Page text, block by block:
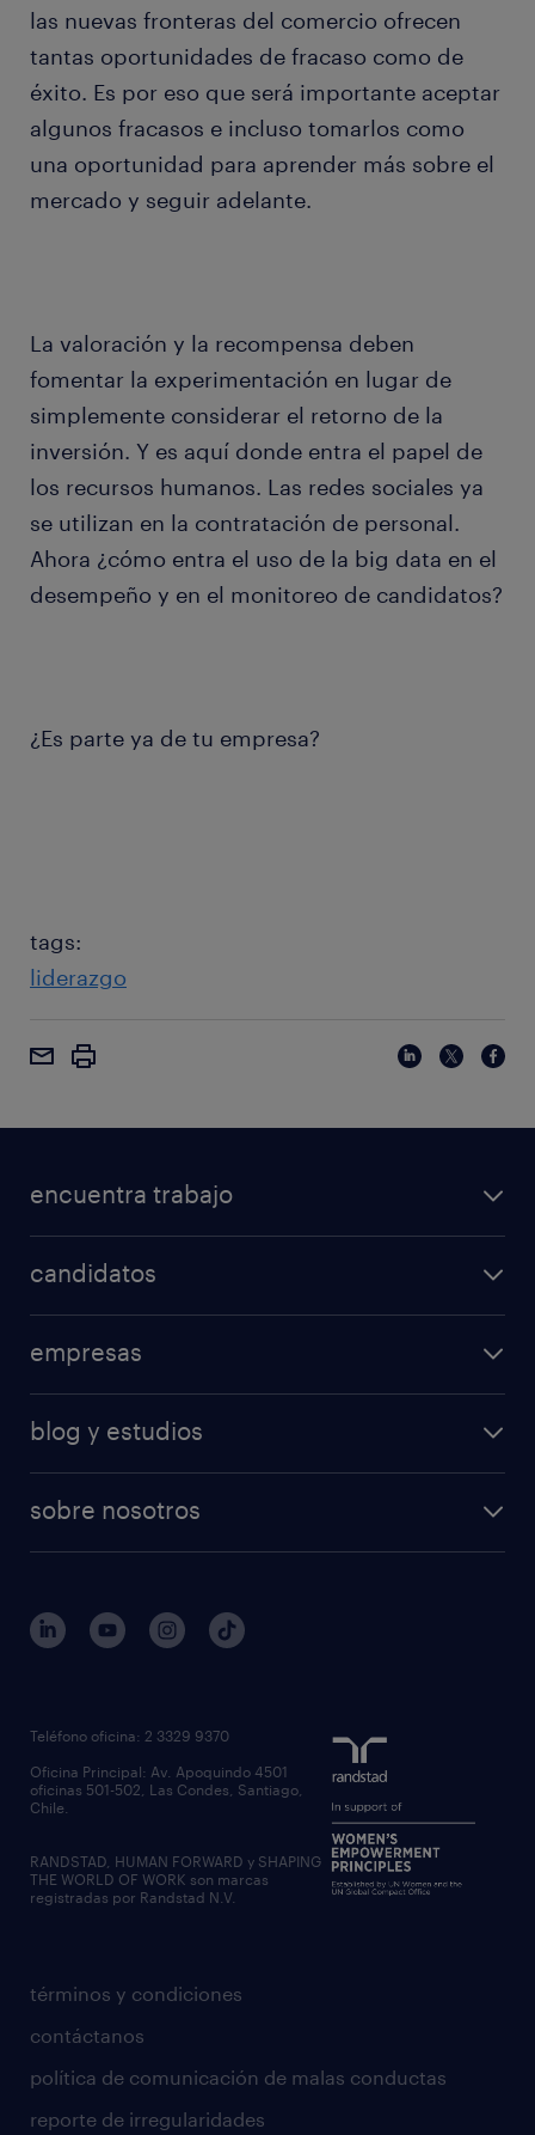
las nuevas fronteras del comercio ofrecen
tantas oportunidades de fracaso como de
éxito. Es por eso que será importante aceptar
algunos fracasos e incluso tomarlos como
una oportunidad para aprender más sobre el
mercado y seguir adelante.
La valoración y la recompensa deben
fomentar la experimentación en lugar de
simplemente considerar el retorno de la
inversión. Y es aquí donde entra el papel de
los recursos humanos. Las redes sociales ya
se utilizan en la contratación de personal.
Ahora ¿cómo entra el uso de la big data en el
desempeño y en el monitoreo de candidatos?
¿Es parte ya de tu empresa?
tags:
liderazgo
encuentra trabajo
candidatos
empresas
blog y estudios
sobre nosotros
términos y condiciones
contáctanos
política de comunicación de malas conductas
reporte de irregularidades
Teléfono oficina: 2 3329 9370
Oficina Principal: Av. Apoquindo 4501
oficinas 501-502, Las Condes, Santiago,
Chile.
RANDSTAD, HUMAN FORWARD y SHAPING
THE WORLD OF WORK son marcas
registradas por Randstad N.V.